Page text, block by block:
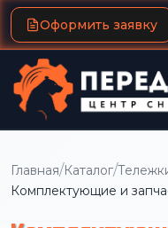
Оформить заявку
Главная/Каталог/
Комплектующие и